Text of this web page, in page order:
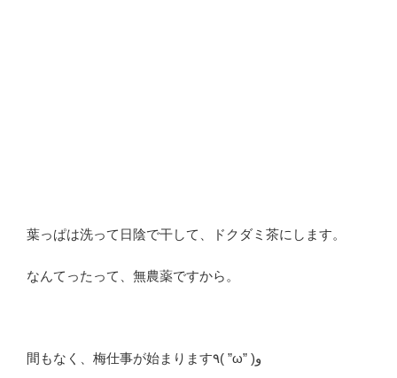
葉っぱは洗って日陰で干して、ドクダミ茶にします。
なんてったって、無農薬ですから。
間もなく、梅仕事が始まります٩( ”ω” )و